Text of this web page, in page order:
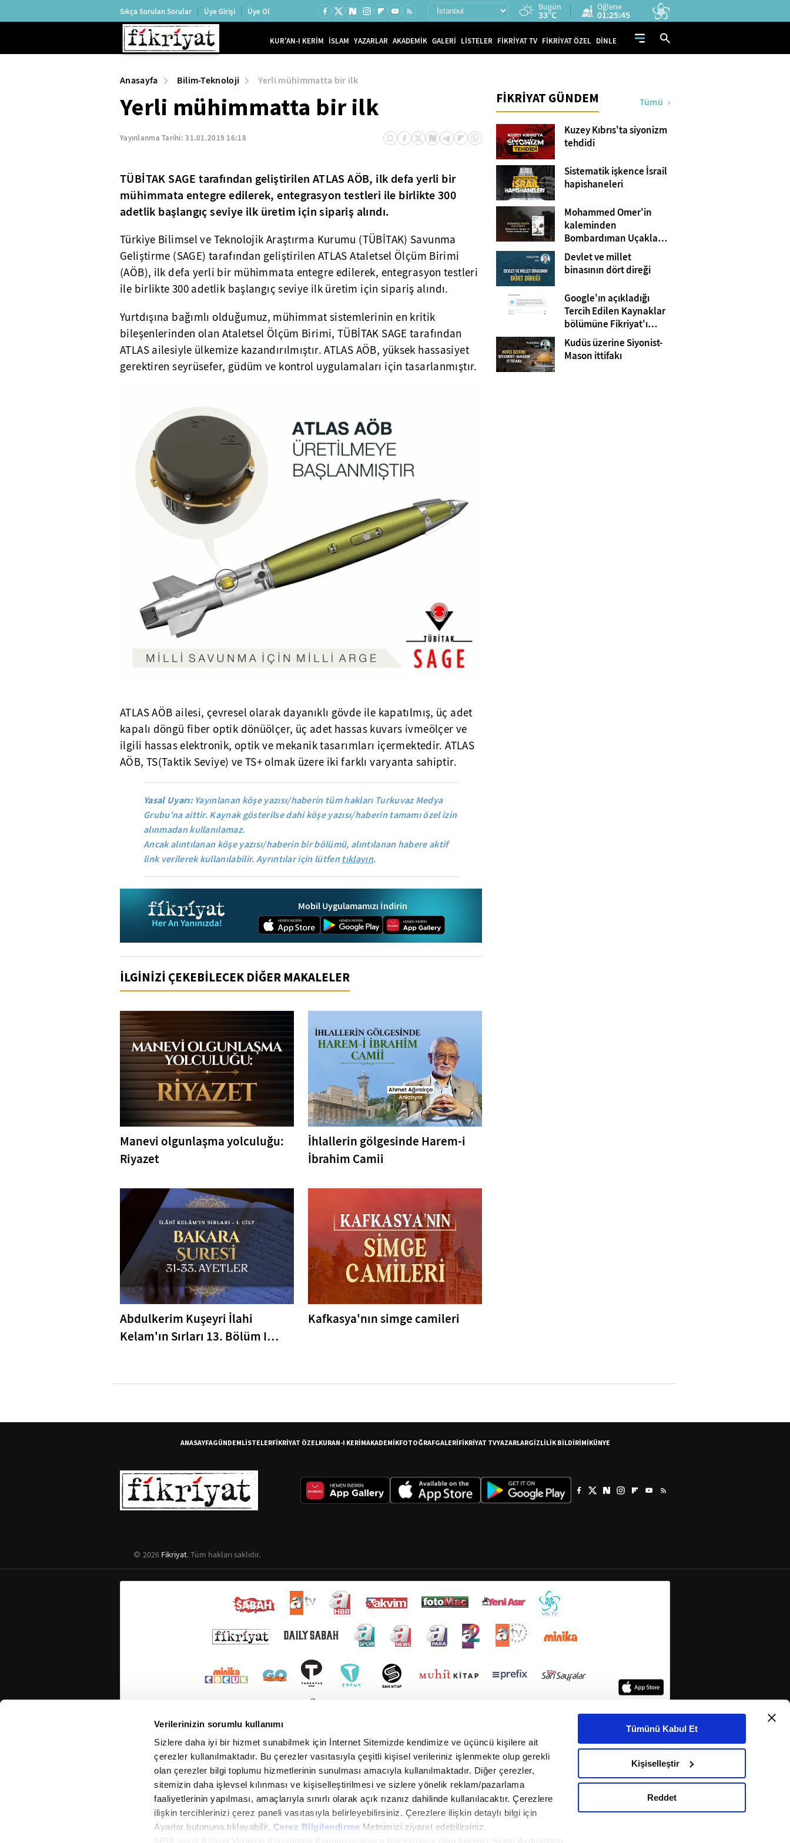
Verilerinizin sorumlu kullanımı
Sizlere daha iyi bir hizmet sunabilmek için İnternet Sitemizde kendimize ve üçüncü kişilere ait
çerezler kullanılmaktadır. Bu çerezler vasıtasıyla çeşitli kişisel verileriniz işlenmekte olup gerekli
olan çerezler bilgi toplumu hizmetlerinin sunulması amacıyla kullanılmaktadır. Diğer çerezler,
sitemizin daha işlevsel kılınması ve kişiselleştirilmesi ve sizlere yönelik reklam/pazarlama
faaliyetlerinin yapılması, amaçlarıyla sınırlı olarak açık rızanız dahilinde kullanılacaktır. Çerezlere
ilişkin tercihlerinizi çerez paneli vasıtasıyla belirleyebilirsiniz. Çerezlere ilişkin detaylı bilgi için
Ayarlar butonuna tıklayabilir, Çerez Bilgilendirme Metnimizi ziyaret edebilirsiniz.
Tümünü Kabul Et
Kişiselleştir
Reddet
Sıkça Sorulan Sorular Üye Girişi Üye Ol Bugün
33°C
Öğlene
01:25:44
KUR'AN-I KERİM İSLAM YAZARLAR AKADEMİK GALERİ LİSTELER FİKRİYAT TV FİKRİYAT ÖZEL DİNLE
Anasayfa Bilim-Teknoloji Yerli mühimmatta bir ilk
Yerli mühimmatta bir ilk
Yayınlanma Tarihi:31.01.2019 16:18
TÜBİTAK SAGE tarafından geliştirilen ATLAS AÖB, ilk defa yerli bir
mühimmata entegre edilerek, entegrasyon testleri ile birlikte 300
adetlik başlangıç seviye ilk üretim için sipariş alındı.
Türkiye Bilimsel ve Teknolojik Araştırma Kurumu (TÜBİTAK) Savunma
Geliştirme (SAGE) tarafından geliştirilen ATLAS Ataletsel Ölçüm Birimi
(AÖB), ilk defa yerli bir mühimmata entegre edilerek, entegrasyon testleri
ile birlikte 300 adetlik başlangıç seviye ilk üretim için sipariş alındı.
Yurtdışına bağımlı olduğumuz, mühimmat sistemlerinin en kritik
bileşenlerinden olan Ataletsel Ölçüm Birimi, TÜBİTAK SAGE tarafından
ATLAS ailesiyle ülkemize kazandırılmıştır. ATLAS AÖB, yüksek hassasiyet
gerektiren seyrüsefer, güdüm ve kontrol uygulamaları için tasarlanmıştır.
ATLAS AÖB ailesi, çevresel olarak dayanıklı gövde ile kapatılmış, üç adet
kapalı döngü fiber optik dönüölçer, üç adet hassas kuvars ivmeölçer ve
ilgili hassas elektronik, optik ve mekanik tasarımları içermektedir. ATLAS
AÖB, TS(Taktik Seviye) ve TS+ olmak üzere iki farklı varyanta sahiptir.
Yasal Uyarı:Yayınlanan köşe yazısı/haberin tüm hakları Turkuvaz Medya
Grubu'na aittir. Kaynak gösterilse dahi köşe yazısı/haberin tamamı özel izin
alınmadan kullanılamaz.
Ancak alıntılanan köşe yazısı/haberin bir bölümü, alıntılanan habere aktif
link verilerek kullanılabilir. Ayrıntılar için lütfentıklayın.
Mobil Uygulamamızı İndirin
İLGİNİZİ ÇEKEBİLECEK DİĞER MAKALELER
Manevi olgunlaşma yolculuğu:
Riyazet
İhlallerin gölgesinde Harem-i
İbrahim Camii
Abdulkerim Kuşeyri İlahi
Kelam'ın Sırları 13. Bölüm I
Kafkasya'nın simge camileri
FİKRİYAT GÜNDEM Tümü
Kuzey Kıbrıs'ta siyonizm
tehdidi
Sistematik işkence İsrail
hapishaneleri
Mohammed Omer'in
kaleminden
Bombardıman Uçakları
ve Tanklar Arasında
Gazze
Devlet ve millet
binasının dört direği
Google'ın açıkladığı
Tercih Edilen Kaynaklar
bölümüne Fikriyat'ı
eklemeyi unutmayın!
Kudüs üzerine Siyonist-
Mason ittifakı
ANASAYFAGÜNDEMLİSTELERFİKRİYAT ÖZELKURAN-I KERİMAKADEMİKFOTOĞRAFGALERİFİKRİYAT TVYAZARLARGİZLİLİK BİLDİRİMİKÜNYE
2026 Fikriyat. Tüm hakları saklıdır.